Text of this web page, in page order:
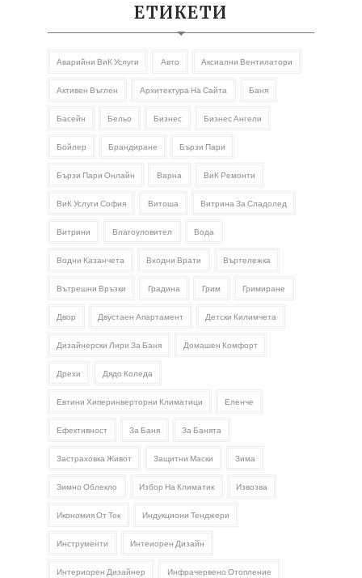
ЕТИКЕТИ
Аварийни ВиК Услуги Авто Аксиални Вентилатори
Активен Въглен Архитектура На Сайта Баня
Басейн Бельо Бизнес Бизнес Ангели
Бойлер Брандиране Бързи Пари
Бързи Пари Онлайн Варна ВиК Ремонти
ВиК Услуги София Витоша Витрина За Сладолед
Витрини Влагоуловител Вода
Водни Казанчета Входни Врати Въртележка
Вътрешни Връзки Градина Грим Гримиране
Двор Двустаен Апартамент Детски Килимчета
Дизайнерски Лири За Баня Домашен Комфорт
Дрехи Дядо Коледа
Евтини Хиперинверторни Климатици Еленче
Ефективност За Баня За Банята
Застраховка Живот Защитни Маски Зима
Зимно Облекло Избор На Климатик Извозва
Икономия От Ток Индукциони Тенджери
Инструменти Интеиорен Дизайн
Интериорен Дизайнер Инфрачервено Отопление